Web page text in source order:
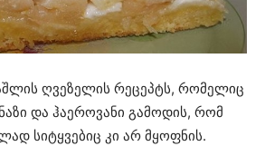
ღვეზელის რეცეპტს, რომელიც
და ჰაეროვანი გამოდის, რომ
სიტყვებიც კი არ მყოფნის.